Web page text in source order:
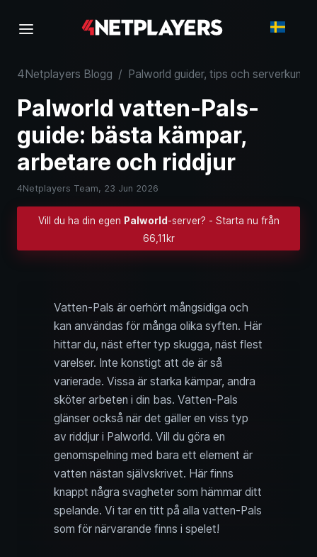
4Netplayers Blogg / Palworld guider, tips och
Palworld vatten-Pals-
guide: bästa kämpar,
arbetare och riddjur
4Netplayers Team, 23 Jun 2026
Vill du ha din egen Palworld -server? - Starta nu från
66,11kr
Vatten-Pals är oerhört mångsidiga och
kan användas för många olika syften. Här
hittar du, näst efter typ skugga, näst flest
varelser. Inte konstigt att de är så
varierade. Vissa är starka kämpar, andra
sköter arbeten i din bas. Vatten-Pals
glänser också när det gäller en viss typ
av riddjur i Palworld. Vill du göra en
genomspelning med bara ett element är
vatten nästan självskrivet. Här finns
knappt några svagheter som hämmar ditt
spelande. Vi tar en titt på alla vatten-Pals
som för närvarande finns i spelet!